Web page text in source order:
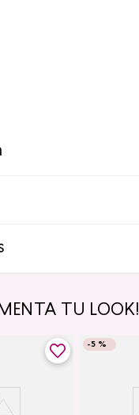
TU LOOK!
-5 %